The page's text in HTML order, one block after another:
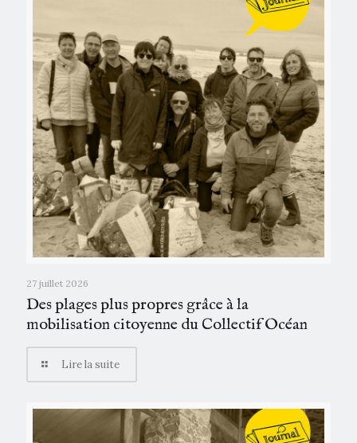
27 juillet 2026
Des plages plus propres grâce à la
mobilisation citoyenne du Collectif Océan
Lire la suite